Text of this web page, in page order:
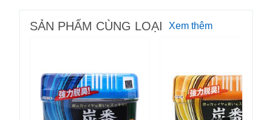
SẢN PHẨM CÙNG LOẠI Xem thêm